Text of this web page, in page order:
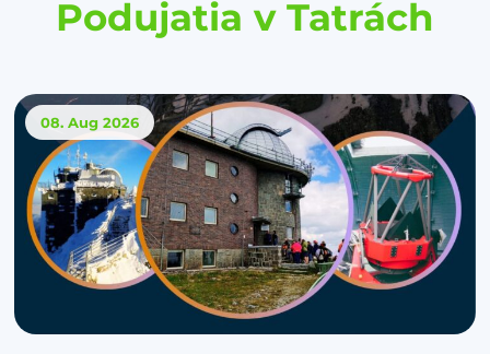
Podujatia v Tatrách
08. Aug 2026